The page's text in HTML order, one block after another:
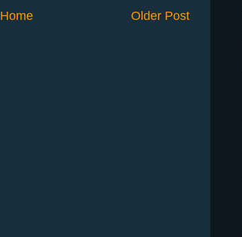
Older Post
Home